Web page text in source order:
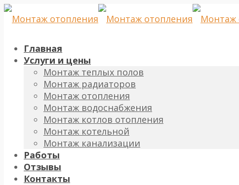
Главная
Услуги и цены
Монтаж теплых полов
Монтаж радиаторов
Монтаж отопления
Монтаж водоснабжения
Монтаж котлов отопления
Монтаж котельной
Монтаж канализации
Работы
Отзывы
Контакты